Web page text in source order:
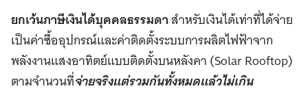
ยกเว้นภาษีเงินได้บุคคลธรรมดาสำหรับเงินได้เท่าที่ได้จ่าย
เป็นค่าซื้ออุปกรณ์และค่าติดตั้งระบบการผลิตไฟฟ้าจาก
พลังงานแสงอาทิตย์แบบติดตั้งบนหลังคา (Solar Rooftop)
ตามจำนวนที่จ่ายจริงแต่รวมกันทั้งหมดแล้วไม่เกิน